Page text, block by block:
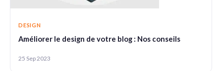
DESIGN
Améliorer le design de votre blog : Nos conseils
25 Sep 2023